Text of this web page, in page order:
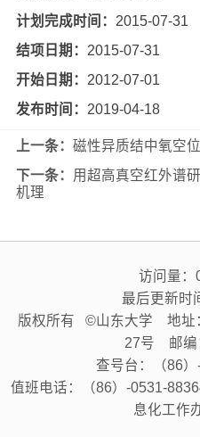
计划完成时间： 2015-07-31
结项日期： 2015-07-31
开始日期： 2012-07-01
发布时间： 2019-04-18
上一条： 磁性异质结中氧空
下一条： 用超高真空红外谱
机理
访问量：
最后更新时
版权所有 ©山东大学 地址
27号 邮
查号台：（86
值班电话：（86）-0531-
息化工